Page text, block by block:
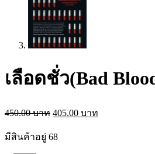
เลือดชั่ว(Bad
450.00บาท Original
price
405.00 บาท
price
มีสินค้าอยู่ 68